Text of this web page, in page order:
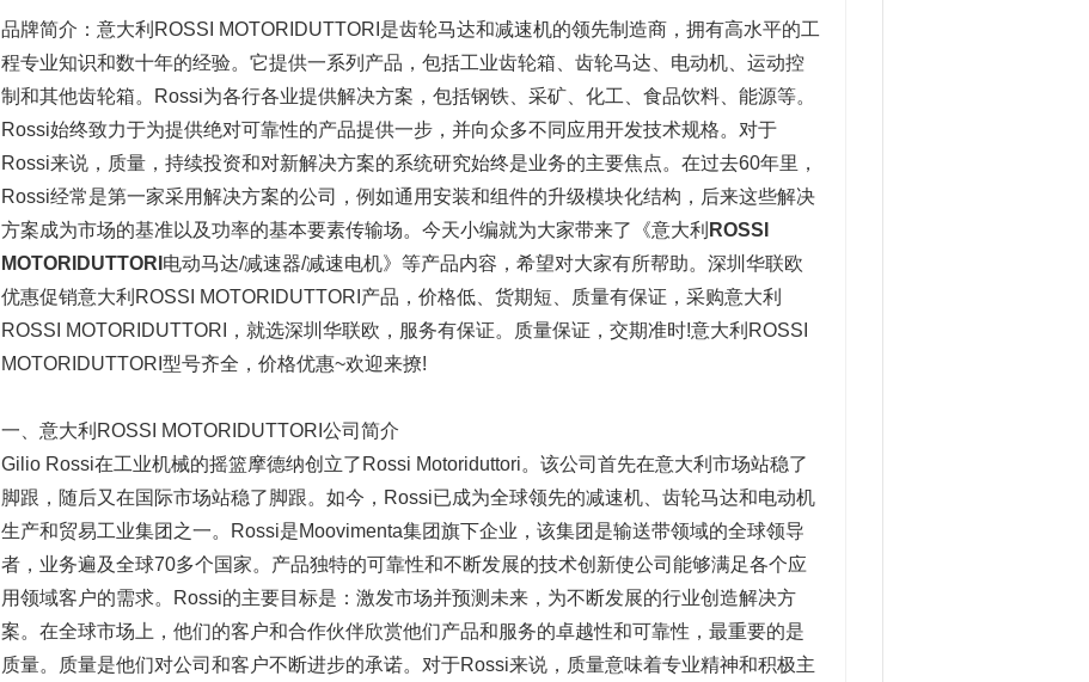
品牌简介：意大利ROSSI MOTORIDUTTORI是齿轮马达和减速机的领先制造商，拥有高水平的工
程专业知识和数十年的经验。它提供一系列产品，包括工业齿轮箱、齿轮马达、电动机、运动控
制和其他齿轮箱。Rossi为各行各业提供解决方案，包括钢铁、采矿、化工、食品饮料、能源等。
Rossi始终致力于为提供绝对可靠性的产品提供一步，并向众多不同应用开发技术规格。对于
Rossi来说，质量，持续投资和对新解决方案的系统研究始终是业务的主要焦点。在过去60年里，
Rossi经常是第一家采用解决方案的公司，例如通用安装和组件的升级模块化结构，后来这些解决
方案成为市场的基准以及功率的基本要素传输场。今天小编就为大家带来了《意大利 ROSSI
MOTORIDUTTORI 电动马达/减速器/减速电机》等产品内容，希望对大家有所帮助。深圳华联欧
优惠促销意大利ROSSI MOTORIDUTTORI产品，价格低、货期短、质量有保证，采购意大利
ROSSI MOTORIDUTTORI，就选深圳华联欧，服务有保证。质量保证，交期准时!意大利ROSSI
MOTORIDUTTORI型号齐全，价格优惠~欢迎来撩!
一、意大利ROSSI MOTORIDUTTORI公司简介
Gilio Rossi在工业机械的摇篮摩德纳创立了Rossi Motoriduttori。该公司首先在意大利市场站稳了
脚跟，随后又在国际市场站稳了脚跟。如今，Rossi已成为全球领先的减速机、齿轮马达和电动机
生产和贸易工业集团之一。Rossi是Moovimenta集团旗下企业，该集团是输送带领域的全球领导
者，业务遍及全球70多个国家。产品独特的可靠性和不断发展的技术创新使公司能够满足各个应
用领域客户的需求。Rossi的主要目标是：激发市场并预测未来，为不断发展的行业创造解决方
案。在全球市场上，他们的客户和合作伙伴欣赏他们产品和服务的卓越性和可靠性，最重要的是
质量。质量是他们对公司和客户不断进步的承诺。对于Rossi来说，质量意味着专业精神和积极主